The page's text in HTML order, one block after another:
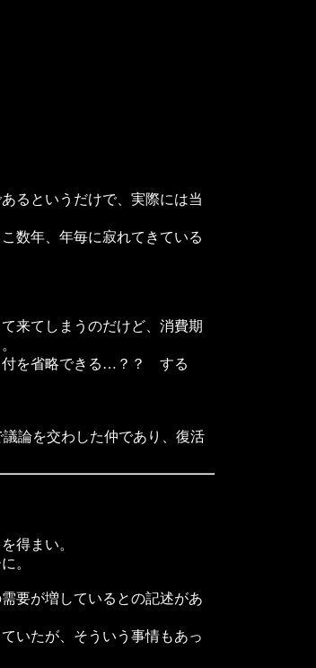
るというだけで、実際には当
数年、年毎に寂れてきている
来てしまうのだけど、消費期
付を省略できる…？？ する
論を交わした仲であり、復活
得まい。
。
要が増しているとの記述があ
いたが、そういう事情もあっ